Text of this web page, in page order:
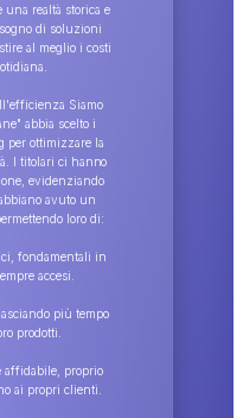
una realtà storica e
di soluzioni
al meglio i costi
Siamo
abbia scelto i
per ottimizzare la
I titolari ci hanno
evidenziando
avuto un
loro di:
fondamentali in
accesi.
più tempo
prodotti.
affidabile, proprio
ai propri clienti.